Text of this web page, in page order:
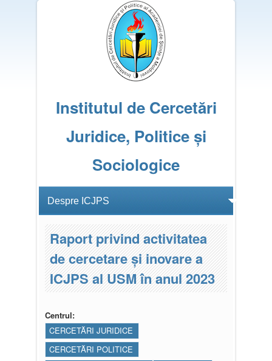
Institutul de Cercetări
Juridice, Politice și
Sociologice
Raport privind activitatea
de cercetare și inovare a
ICJPS al USM în anul 2023
Centrul:
CERCETĂRI JURIDICE
CERCETĂRI POLITICE